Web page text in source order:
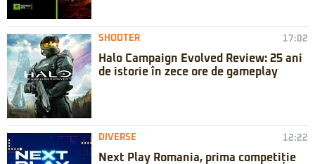
SHOOTER 17:02
Halo Campaign Evolved Review: 25 ani
de istorie în zece ore de gameplay
DIVERSE 12:22
Next Play Romania, prima competiție